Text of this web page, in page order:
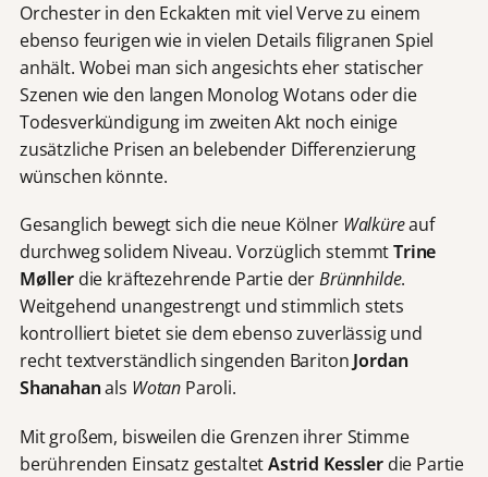
Orchester in den Eckakten mit viel Verve zu einem
ebenso feurigen wie in vielen Details filigranen Spiel
anhält. Wobei man sich angesichts eher statischer
Szenen wie den langen Monolog Wotans oder die
Todesverkündigung im zweiten Akt noch einige
zusätzliche Prisen an belebender Differenzierung
wünschen könnte.
Gesanglich bewegt sich die neue Kölner Walküreauf
durchweg solidem Niveau. Vorzüglich stemmtTrine
Møllerdie kräftezehrende Partie derBrünnhilde.
Weitgehend unangestrengt und stimmlich stets
kontrolliert bietet sie dem ebenso zuverlässig und
recht textverständlich singenden Bariton Jordan
Shanahanals Wotan Paroli.
Mit großem, bisweilen die Grenzen ihrer Stimme
berührenden Einsatz gestaltetAstrid Kesslerdie Partie